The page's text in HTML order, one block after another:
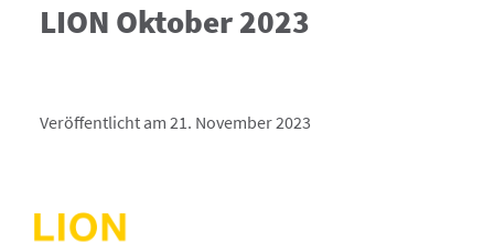
LION Oktober 2023
Veröffentlicht am 21. November 2023